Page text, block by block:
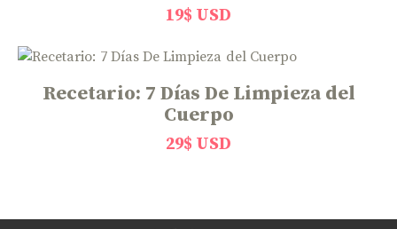
19$ USD
Recetario: 7 Días De Limpieza del
Cuerpo
29$ USD